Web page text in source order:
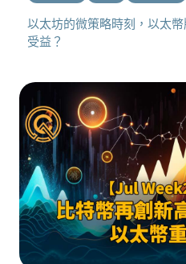
以太坊的微策略時刻，以太
受益？